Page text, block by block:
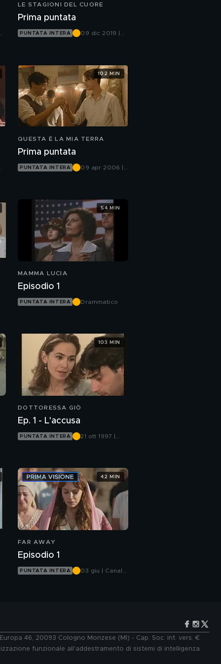
LE STAGIONI DEL CUORE
Prima puntata
PUNTATA INTERA
09 dic 2019 |
QUESTA È LA MIA TERRA
Prima puntata
PUNTATA INTERA
09 apr 2006 |
102 MIN
MAMMA LUCIA
Episodio 1
PUNTATA INTERA Drammatico
54 MIN
DOTTORESSA GIÒ
Ep. 1 - L'accusa
PUNTATA INTERA
21 ott 1997 |
103 MIN
FAR AWAY
Episodio 1
PUNTATA INTERA
03 giu | Canale
42 MIN
46, 20093 Cologno Monzese (MI) - Cap. Soc. int. vers. €
funzionale all'addestramento di sistemi di intelligenza